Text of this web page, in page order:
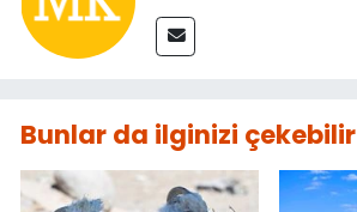
Bunlar da ilginizi çekebilir